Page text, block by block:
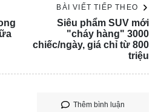
và mâm hợp kim 18 inch, tạo
BÀI VIẾT TIẾP THEO
Siêu phẩm SUV mới
"cháy hàng" 3000
chiếc/ngày, giá chỉ từ 800
triệu
Thêm bình luận